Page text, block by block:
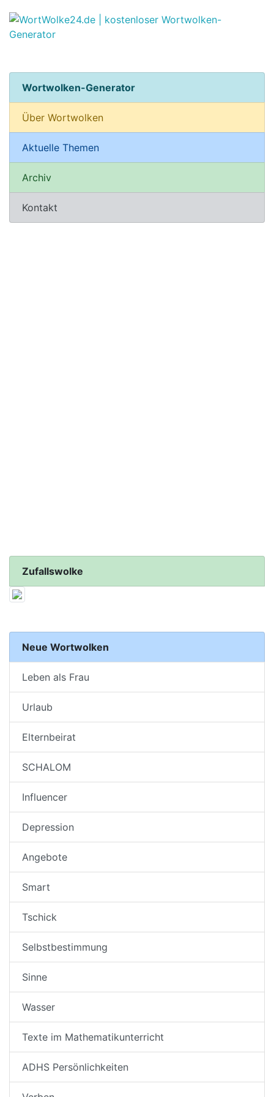
Wortwolken-Generator
Über Wortwolken
Aktuelle Themen
Archiv
Kontakt
Zufallswolke
Neue Wortwolken
Leben als Frau
Urlaub
Elternbeirat
SCHALOM
Influencer
Depression
Angebote
Smart
Tschick
Selbstbestimmung
Sinne
Wasser
Texte im Mathematikunterricht
ADHS Persönlichkeiten